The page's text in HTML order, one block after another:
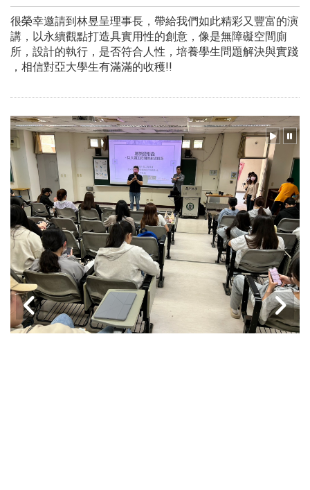
很榮幸邀請到林昱呈理事長，帶給我們如此精彩又豐富的演
講，以永續觀點打造具實用性的創意，像是無障礙空間廁
所，設計的執行，是否符合人性，培養學生問題解決與實踐
，相信對亞大學生有滿滿的收穫!!